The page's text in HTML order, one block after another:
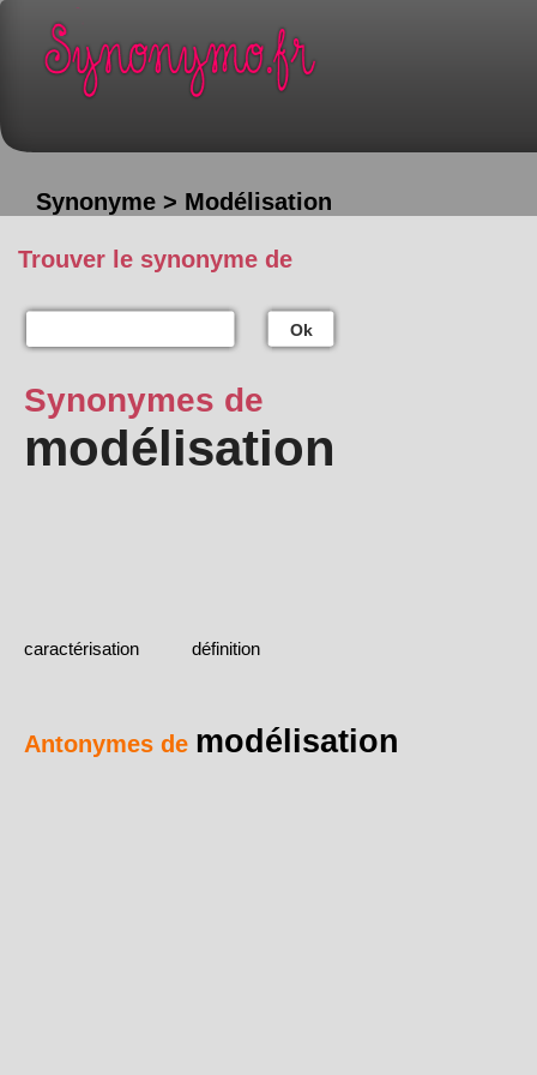
Synonyme > Modélisation
Trouver le synonyme de
Ok
Synonymes de
modélisation
caractérisation définition
Antonymes de modélisation